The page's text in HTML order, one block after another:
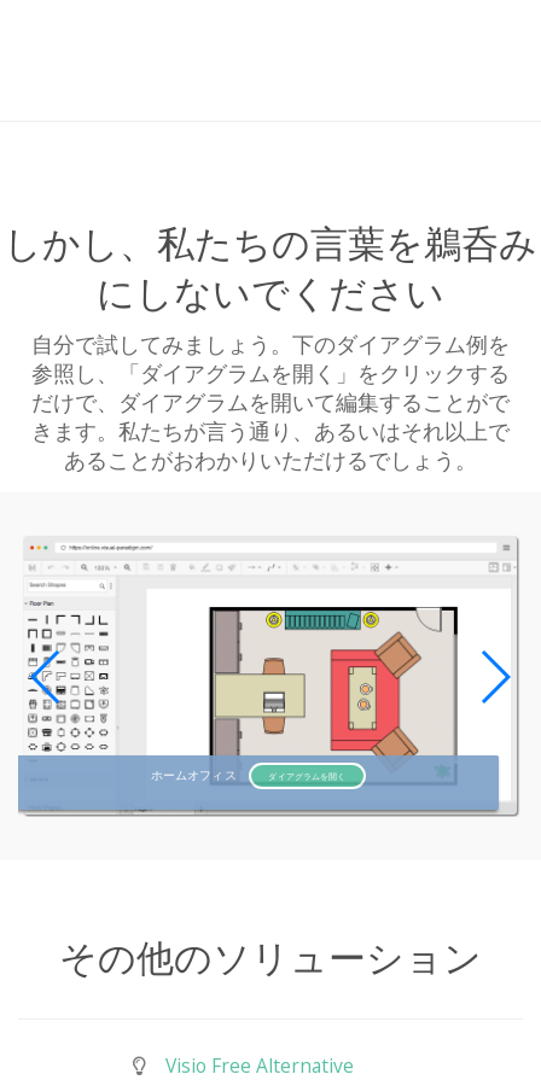
しかし、私たちの言葉を鵜呑み
にしないでください
自分で試してみましょう。下のダイアグラム例を
参照し、「ダイアグラムを開く」をクリックする
だけで、ダイアグラムを開いて編集することがで
きます。私たちが言う通り、あるいはそれ以上で
あることがおわかりいただけるでしょう。
ホームオフィス ダイアグラムを開く
その他のソリューション
Visio Free Alternative